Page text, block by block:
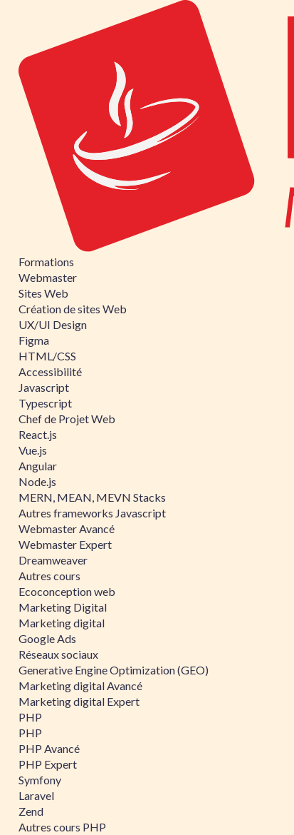
Formations
Webmaster
Sites Web
Création de sites Web
UX/UI Design
Figma
HTML/CSS
Accessibilité
Javascript
Typescript
Chef de Projet Web
React.js
Vue.js
Angular
Node.js
MERN, MEAN, MEVN Stacks
Autres frameworks Javascript
Webmaster Avancé
Webmaster Expert
Dreamweaver
Autres cours
Ecoconception web
Marketing Digital
Marketing digital
Google Ads
Réseaux sociaux
Generative Engine Optimization (GEO)
Marketing digital Avancé
Marketing digital Expert
PHP
PHP
PHP Avancé
PHP Expert
Symfony
Laravel
Zend
Autres cours PHP